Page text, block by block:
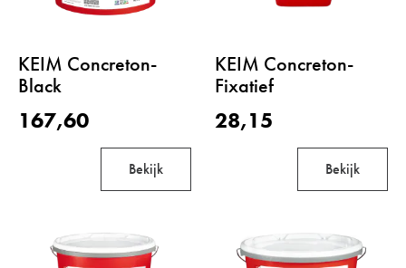
KEIM Concreton-
Black
167,60
Bekijk
KEIM Concreton-
Fixatief
28,15
Bekijk